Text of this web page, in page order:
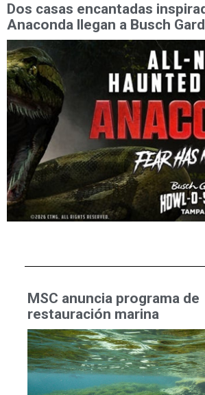
Dos casas encantadas
Anaconda llegan a Busch
MSC anuncia programa de
restauración marina